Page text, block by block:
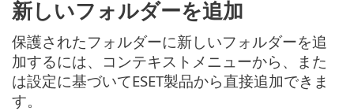
新しいフォルダーを追加
保護されたフォルダーに新しいフォルダーを追
加するには、コンテキストメニューから、また
は設定に基づいてESET製品から直接追加できま
す。